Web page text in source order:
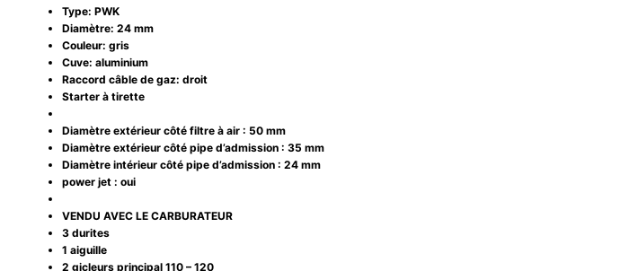
Type: PWK
Diamètre: 24 mm
Couleur: gris
Cuve: aluminium
Raccord câble de gaz: droit
Starter à tirette
Diamètre extérieur côté filtre à air : 50 mm
Diamètre extérieur côté pipe d’admission : 35 mm
Diamètre intérieur côté pipe d’admission : 24 mm
power jet : oui
VENDU AVEC LE CARBURATEUR
3 durites
1 aiguille
2 gicleurs principal 110 – 120